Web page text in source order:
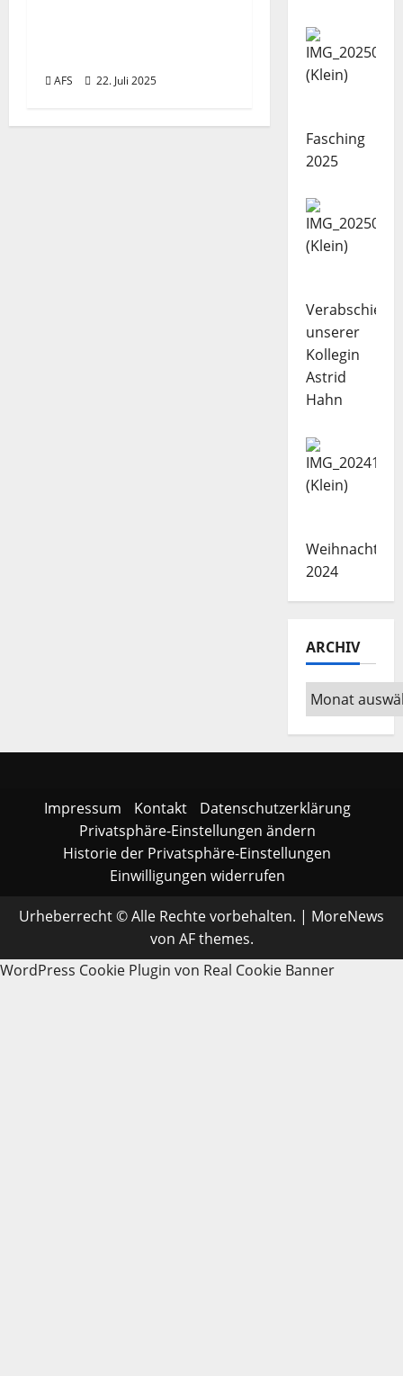
i
o
AFS 22. Juli 2025
Fasching
2025
unserer
Kollegin
Astrid
Hahn
2024
ARCHIV
Archiv
Impressum Kontakt
Datenschutzerklärung
Privatsphäre-Einstellungen ändern
Historie der Privatsphäre-Einstellungen
Einwilligungen widerrufen
Urheberrecht © Alle Rechte vorbehalten. | MoreNews
von AF themes.
WordPress Cookie Plugin von Real Cookie Banner